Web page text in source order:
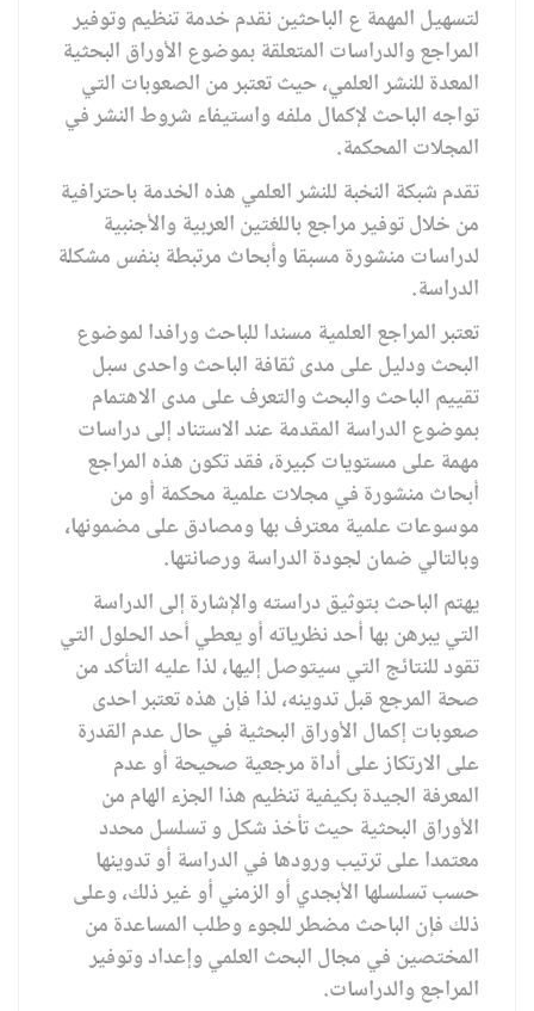
لتسهيل المهمة ع الباحثين نقدم خدمة تنظيم وتوفير
المراجع والدراسات المتعلقة بموضوع الأوراق البحثية
المعدة للنشر العلمي، حيث تعتبر من الصعوبات التي
تواجه الباحث لإكمال ملفه واستيفاء شروط النشر في
المجلات المحكمة.
تقدم شبكة النخبة للنشر العلمي هذه الخدمة باحترافية
من خلال توفير مراجع باللغتين العربية والأجنبية
لدراسات منشورة مسبقا وأبحاث مرتبطة بنفس مشكلة
الدراسة.
تعتبر المراجع العلمية مسندا للباحث ورافدا لموضوع
البحث ودليل على مدى ثقافة الباحث واحدى سبل
تقييم الباحث والبحث والتعرف على مدى الاهتمام
بموضوع الدراسة المقدمة عند الاستناد إلى دراسات
مهمة على مستويات كبيرة، فقد تكون هذه المراجع
أبحاث منشورة في مجلات علمية محكمة أو من
موسوعات علمية معترف بها ومصادق على مضمونها،
وبالتالي ضمان لجودة الدراسة ورصانتها.
يهتم الباحث بتوثيق دراسته والإشارة إلى الدراسة
التي يبرهن بها أحد نظرياته أو يعطي أحد الحلول التي
تقود للنتائج التي سيتوصل إليها، لذا عليه التأكد من
صحة المرجع قبل تدوينه، لذا فإن هذه تعتبر احدى
صعوبات إكمال الأوراق البحثية في حال عدم القدرة
على الارتكاز على أداة مرجعية صحيحة أو عدم
المعرفة الجيدة بكيفية تنظيم هذا الجزء الهام من
الأوراق البحثية حيث تأخذ شكل و تسلسل محدد
معتمدا على ترتيب ورودها في الدراسة أو تدوينها
حسب تسلسلها الأبجدي أو الزمني أو غير ذلك، وعلى
ذلك فإن الباحث مضطر للجوء وطلب المساعدة من
المختصين في مجال البحث العلمي وإعداد وتوفير
المراجع والدراسات.